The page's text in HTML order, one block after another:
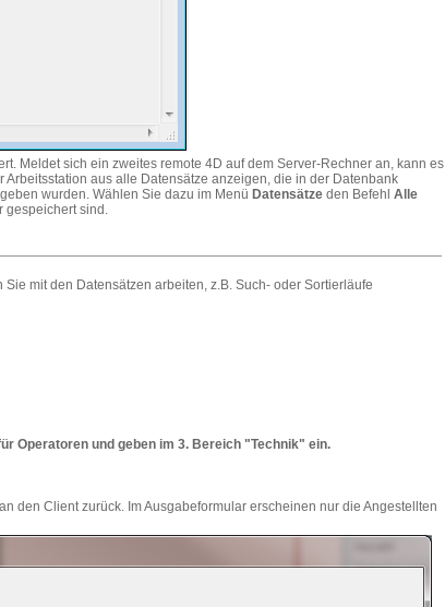
Meldet sich ein zweites remote 4D auf dem Server-Rechner an, kann es
aus alle Datensätze anzeigen, die in der Datenbank
wurden. Wählen Sie dazu im Menü Datensätze den Befehl Alle
gespeichert sind.
mit den Datensätzen arbeiten, z.B. Such- oder Sortierläufe
Operatoren und geben im 3. Bereich "Technik" ein.
den Client zurück. Im Ausgabeformular erscheinen nur die Angestellten